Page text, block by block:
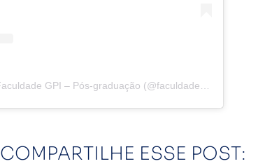
COMPARTILHE ESSE POST: